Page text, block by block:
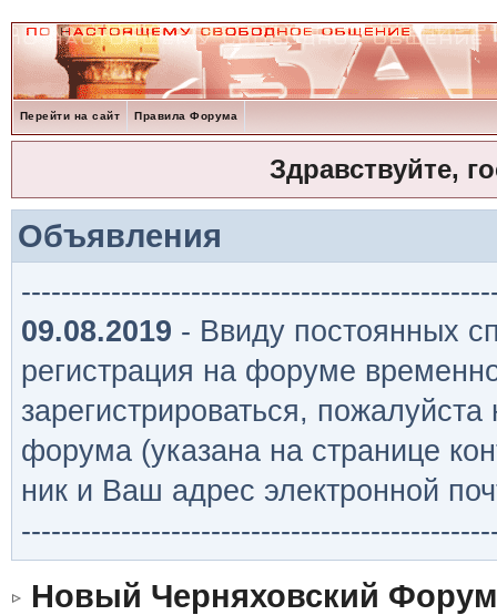
Перейти на сайт Правила Форума
Здравствуйте,
Объявления
09.08.2019 - Ввиду постоянных
регистрация на форуме
зарегистрироваться,
форума (указана на странице
ник и Ваш адрес электронной
Новый Черняховский Форум